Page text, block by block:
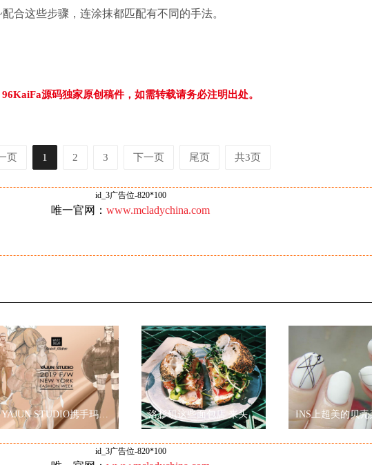
合这些步骤，连涂抹都匹配有不同的手法。
96KaiFa源码独家原创稿件，如需转载请务必注明出处。
页 1 2 3 下一页 尾页 共3页
id_3广告位-820*100
唯一官网： www.mcladychina.com
YAJUN STUDIO携手玛丽黛佳色彩工作室2019秋冬纽约时装周玩转跨界 洛杉矶这些面包店 来头可真的不小
id_3广告位-820*100